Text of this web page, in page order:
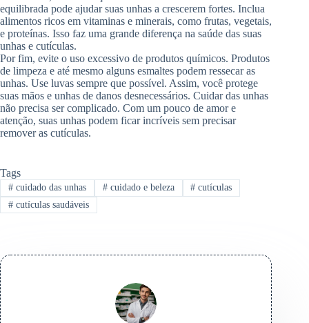
equilibrada pode ajudar suas unhas a crescerem fortes. Inclua
alimentos ricos em vitaminas e minerais, como frutas, vegetais,
e proteínas. Isso faz uma grande diferença na saúde das suas
unhas e cutículas.
Por fim, evite o uso excessivo de produtos químicos. Produtos
de limpeza e até mesmo alguns esmaltes podem ressecar as
unhas. Use luvas sempre que possível. Assim, você protege
suas mãos e unhas de danos desnecessários. Cuidar das unhas
não precisa ser complicado. Com um pouco de amor e
atenção, suas unhas podem ficar incríveis sem precisar
remover as cutículas.
Tags
#cuidado das unhas #cuidado e beleza # cutículas
#cutículas saudáveis